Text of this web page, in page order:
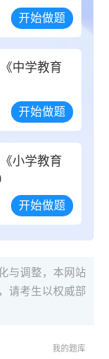
开始做题
中学教育
开始做题
小学教育
开始做题
与调整，本网站
请考生以权威部
我的题库